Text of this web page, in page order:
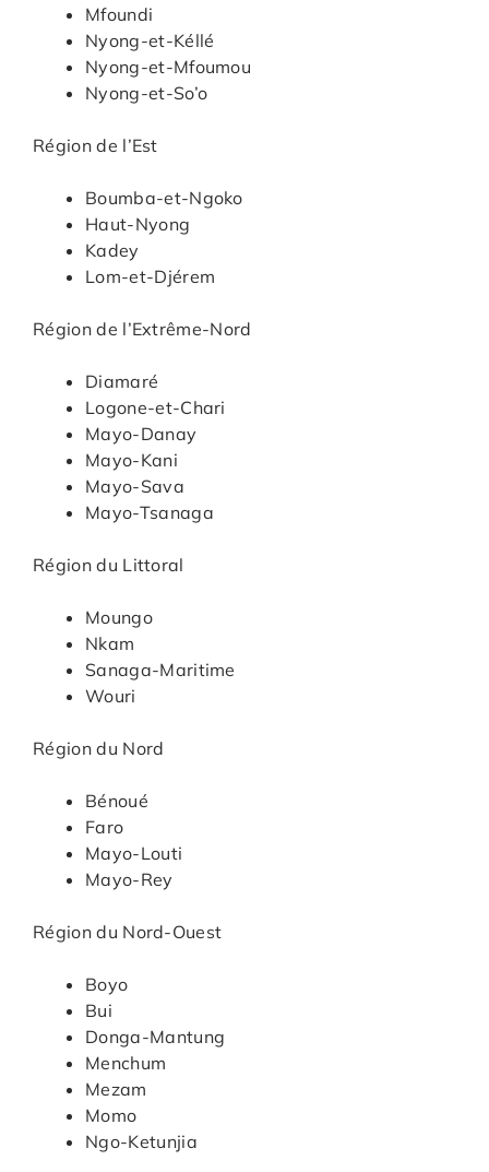
Mfoundi
Nyong-et-Kéllé
Nyong-et-Mfoumou
Nyong-et-So’o
Région de l’Est
Boumba-et-Ngoko
Haut-Nyong
Kadey
Lom-et-Djérem
Région de l’Extrême-Nord
Diamaré
Logone-et-Chari
Mayo-Danay
Mayo-Kani
Mayo-Sava
Mayo-Tsanaga
Région du Littoral
Moungo
Nkam
Sanaga-Maritime
Wouri
Région du Nord
Bénoué
Faro
Mayo-Louti
Mayo-Rey
Région du Nord-Ouest
Boyo
Bui
Donga-Mantung
Menchum
Mezam
Momo
Ngo-Ketunjia